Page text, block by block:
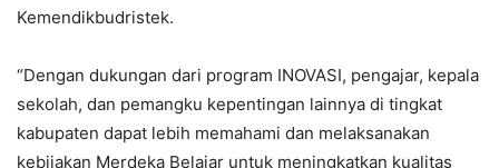
Kemendikbudristek.
“Dengan dukungan dari program INOVASI, pengajar, kepala
sekolah, dan pemangku kepentingan lainnya di tingkat
kabupaten dapat lebih memahami dan melaksanakan
kebijakan Merdeka Belajar untuk meningkatkan kualitas